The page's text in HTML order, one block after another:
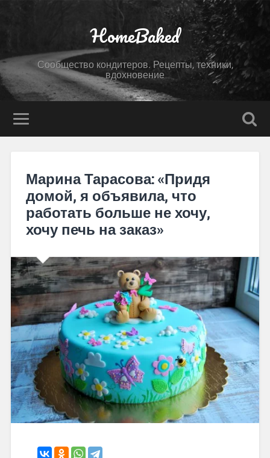
HomeBaked
Сообщество кондитеров. Рецепты, техники,
вдохновение
Марина Тарасова: «Придя
домой, я объявила, что
работать больше не хочу,
хочу печь на заказ»